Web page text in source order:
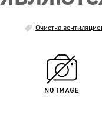
Очистка